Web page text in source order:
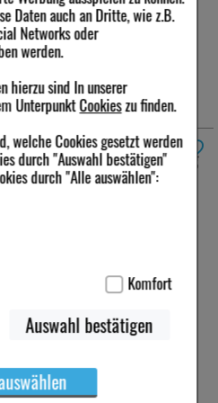
Daten auch an Dritte, wie z.B.
Networks oder
werden.
hierzu sind In unserer
UnterpunktCookieszu finden.
welche Cookies gesetzt werden
durch "Auswahl bestätigen"
durch "Alle auswählen":
Website notwendig sind (z.B.
weshalb auf diese nicht
zu gestalten,
des Besuchers oder
Komfort
Auswahl bestätigen
lieferbar
Packungsgrößen:
18%
+
−
LECITHIN Plus Vitamine flüssig
ml*
17,49 €
lieferbar